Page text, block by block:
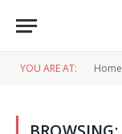
YOU ARE AT: Home